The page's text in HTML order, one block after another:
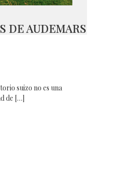
DE AUDEMARS
suizo no es una
de […]